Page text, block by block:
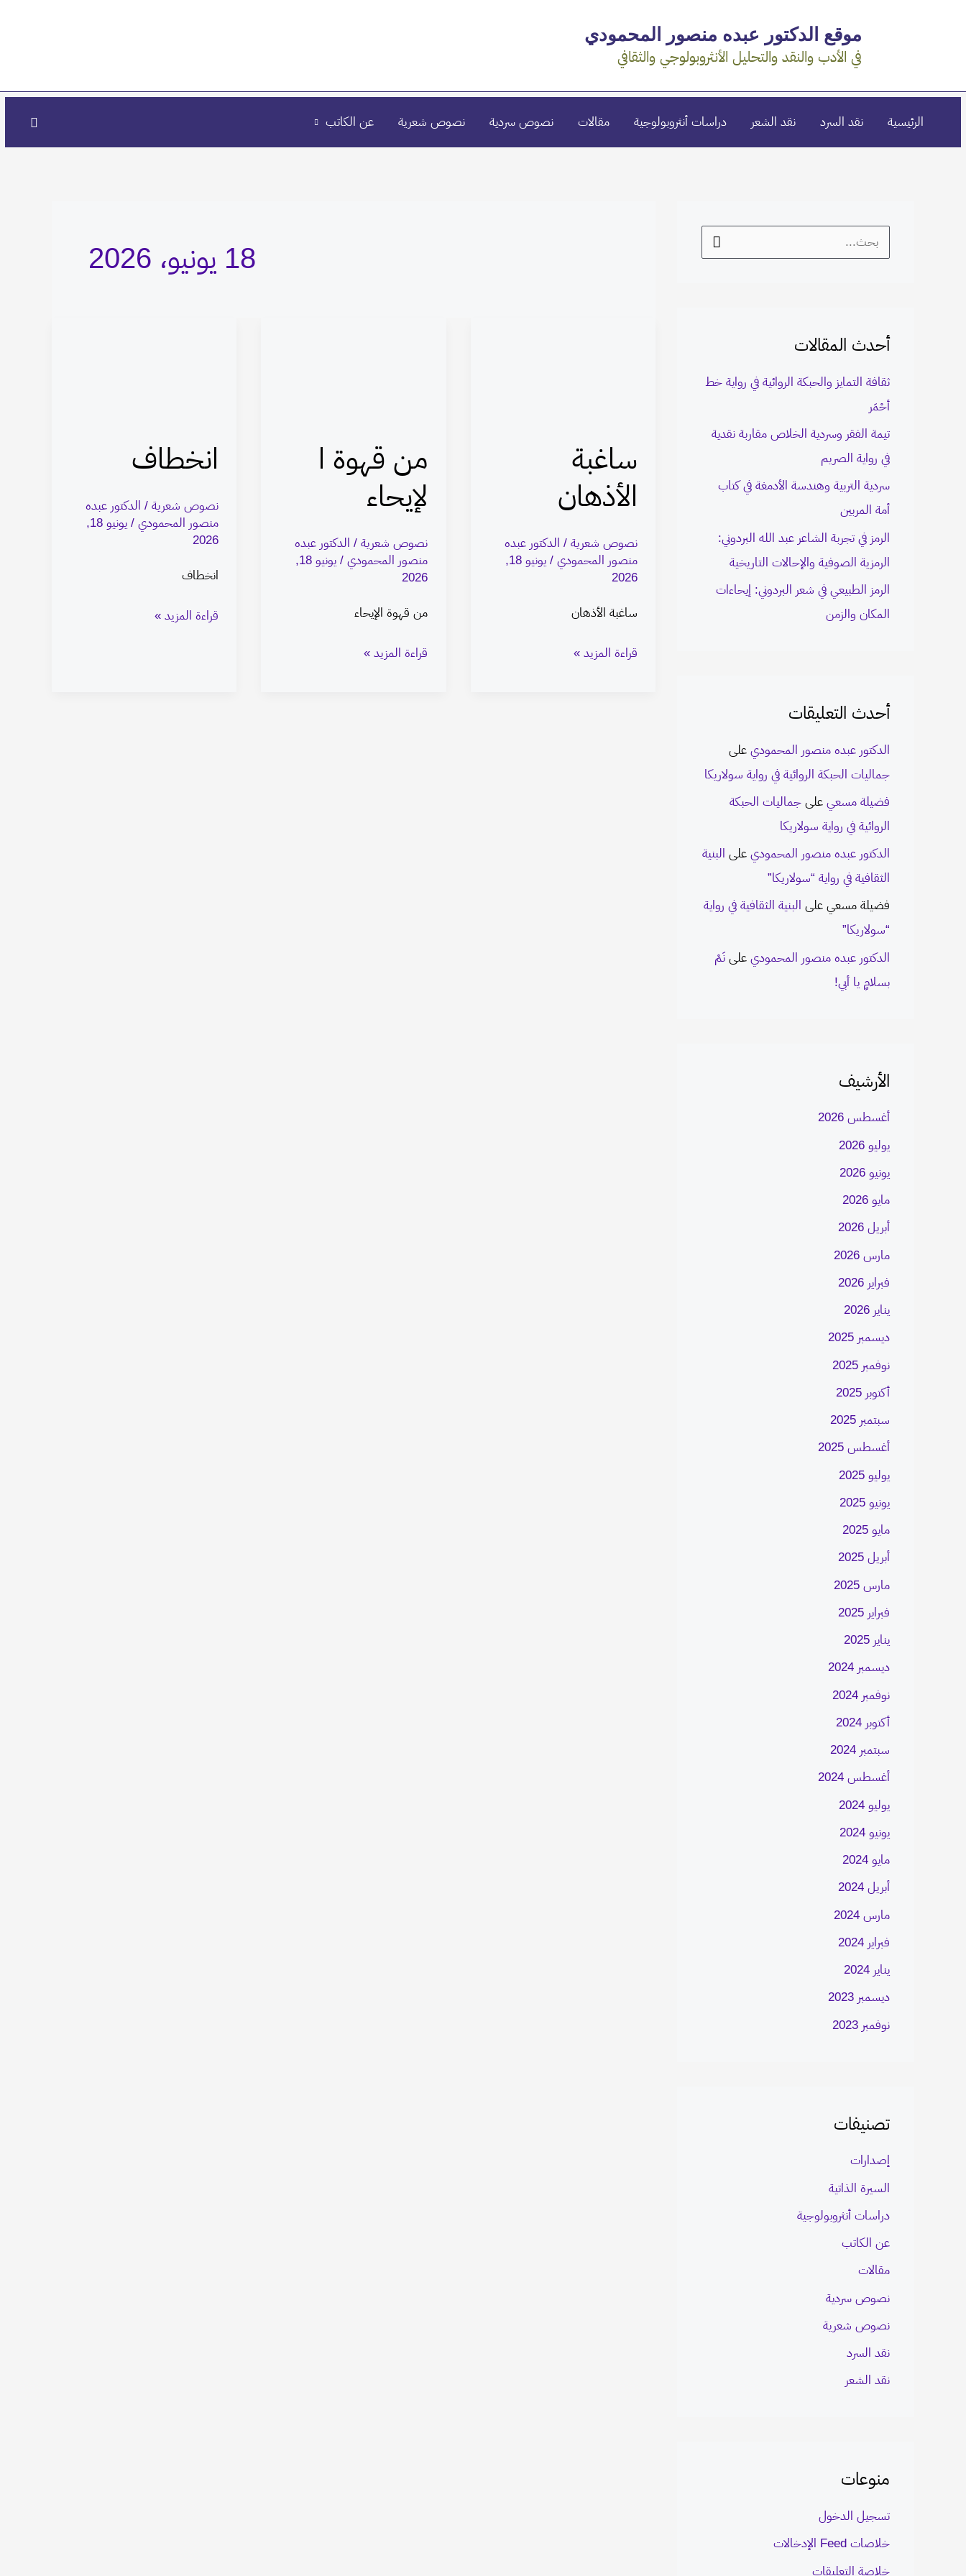
موقع الدكتور عبده منصور المحمودي
في الأدب والنقد والتحليل الأنثروبولوجي والثقافي
الرئيسية نقد السرد نقد الشعر دراسات أنثروبولوجية مقالات نصوص سردية نصوص شعرية عن الكاتب البحث
c
r
:
أحدث المقالات
ثقافة التمايز والحبكة الروائية في رواية خط
أحْمَر
تيمة الفقر وسردية الخلاص مقاربة نقدية
في رواية الصريم
سردية التربية وهندسة الأدمغة في كتاب
أمة المربين
الرمز في تجربة الشاعر عبد الله البردوني:
الرمزية الصوفية والإحالات التاريخية
الرمز الطبيعي في شعر البردوني: إيحاءات
المكان والزمن
أحدث التعليقات
الدكتور عبده منصور المحمودي على
جماليات الحبكة الروائية في رواية سولاريكا
فضيلة مسعي على جماليات الحبكة
الروائية في رواية سولاريكا
الدكتور عبده منصور المحمودي على البنية
الثقافية في رواية “سولاريكا”
فضيلة مسعي على البنية الثقافية في رواية
“سولاريكا”
الدكتور عبده منصور المحمودي على نَمْ
بسلامٍ يا أبي!
الأرشيف
أغسطس 2026
يوليو 2026
يونيو 2026
مايو 2026
أبريل 2026
مارس 2026
فبراير 2026
يناير 2026
ديسمبر 2025
نوفمبر 2025
أكتوبر 2025
سبتمبر 2025
أغسطس 2025
يوليو 2025
يونيو 2025
مايو 2025
أبريل 2025
مارس 2025
فبراير 2025
يناير 2025
ديسمبر 2024
نوفمبر 2024
أكتوبر 2024
سبتمبر 2024
أغسطس 2024
يوليو 2024
يونيو 2024
مايو 2024
أبريل 2024
مارس 2024
فبراير 2024
يناير 2024
ديسمبر 2023
نوفمبر 2023
تصنيفات
إصدارات
السيرة الذاتية
دراسات أنثروبولوجية
عن الكاتب
مقالات
نصوص سردية
نصوص شعرية
نقد السرد
نقد الشعر
منوعات
تسجيل الدخول
خلاصات Feed الإدخالات
خلاصة التعليقات
18 يونيو، 2026
ساغبة
الأذهان
نصوص شعرية / الدكتور عبده
منصور المحمودي/
يونيو 18,
2026
ساغبة الأذهان
قراءة المزيد »
من قهوة ا
لإيحاء
نصوص شعرية/ الدكتور عبده
منصور المحمودي /
يونيو 18,
2026
من قهوة الإيحاء
قراءة المزيد »
انخطاف
نصوص شعرية / الدكتور عبده
منصور المحمودي/
يونيو 18,
2026
انخطاف
قراءة المزيد »